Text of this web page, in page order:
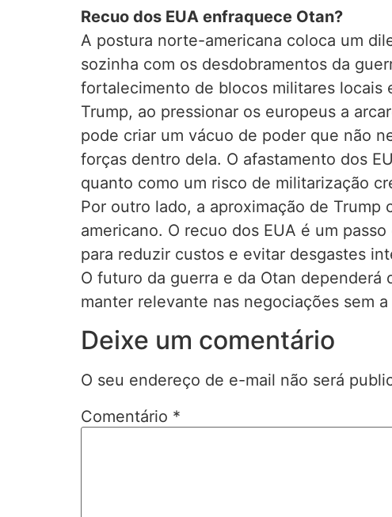
Recuo dos EUA enfraquece Otan?
A postura norte-americana coloca um
sozinha com os desdobramentos da
fortalecimento de blocos militares locais
Trump, ao pressionar os europeus a
pode criar um vácuo de poder que não
forças dentro dela. O afastamento dos
quanto como um risco de militarização
Por outro lado, a aproximação de
americano. O recuo dos EUA é um
para reduzir custos e evitar desgastes
O futuro da guerra e da Otan dependerá
manter relevante nas negociações sem
Deixe um comentário
O seu endereço de e-mail não será
Comentário *